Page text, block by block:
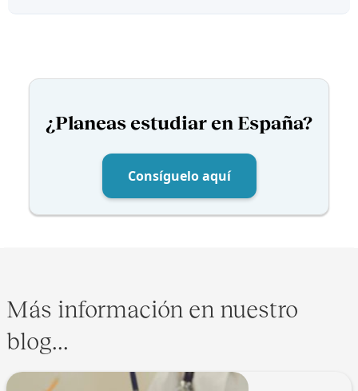
¿Planeas estudiar en España?
Consíguelo aquí
Más información en nuestro
blog...